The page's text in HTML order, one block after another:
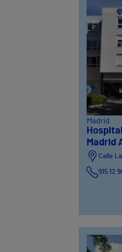
Madrid
Madrid
Calle
915 12